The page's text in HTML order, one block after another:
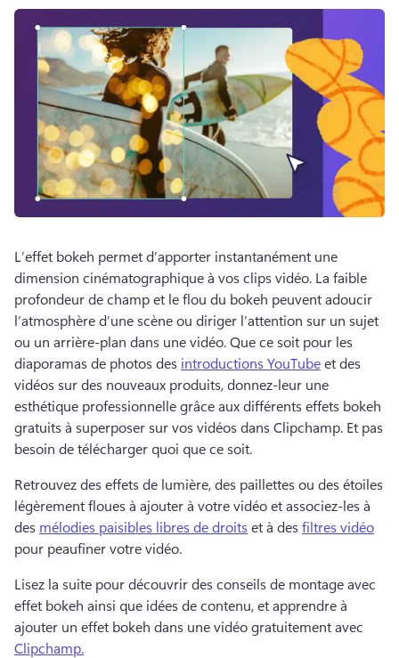
L’effet bokeh permet d’apporter instantanément une
dimension cinématographique à vos clips vidéo. La faible
profondeur de champ et le flou du bokeh peuvent adoucir
l’atmosphère d’une scène ou diriger l’attention sur un sujet
ou un arrière-plan dans une vidéo. Que ce soit pour les
diaporamas de photos des introductions YouTube et des
vidéos sur des nouveaux produits, donnez-leur une
esthétique professionnelle grâce aux différents effets bokeh
gratuits à superposer sur vos vidéos dans Clipchamp. Et pas
besoin de télécharger quoi que ce soit.
Retrouvez des effets de lumière, des paillettes ou des étoiles
légèrement floues à ajouter à votre vidéo et associez-les à
des mélodies paisibles libres de droits et à des filtres vidéo
pour peaufiner votre vidéo.
Lisez la suite pour découvrir des conseils de montage avec
effet bokeh ainsi que idées de contenu, et apprendre à
ajouter un effet bokeh dans une vidéo gratuitement avec
Clipchamp.